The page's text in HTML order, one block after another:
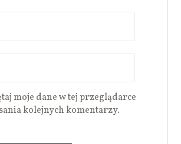
moje dane w tej przeglądarce
kolejnych komentarzy.